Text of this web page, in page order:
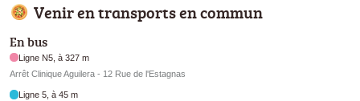
Venir en transports en commun
En bus
Ligne N5, à 327 m
Arrêt Clinique Aguilera - 12 Rue de l'Estagnas
Ligne 5, à 45 m